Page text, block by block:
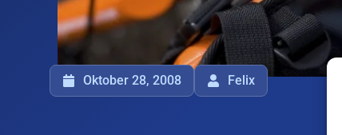
Oktober 28, 2008 Felix